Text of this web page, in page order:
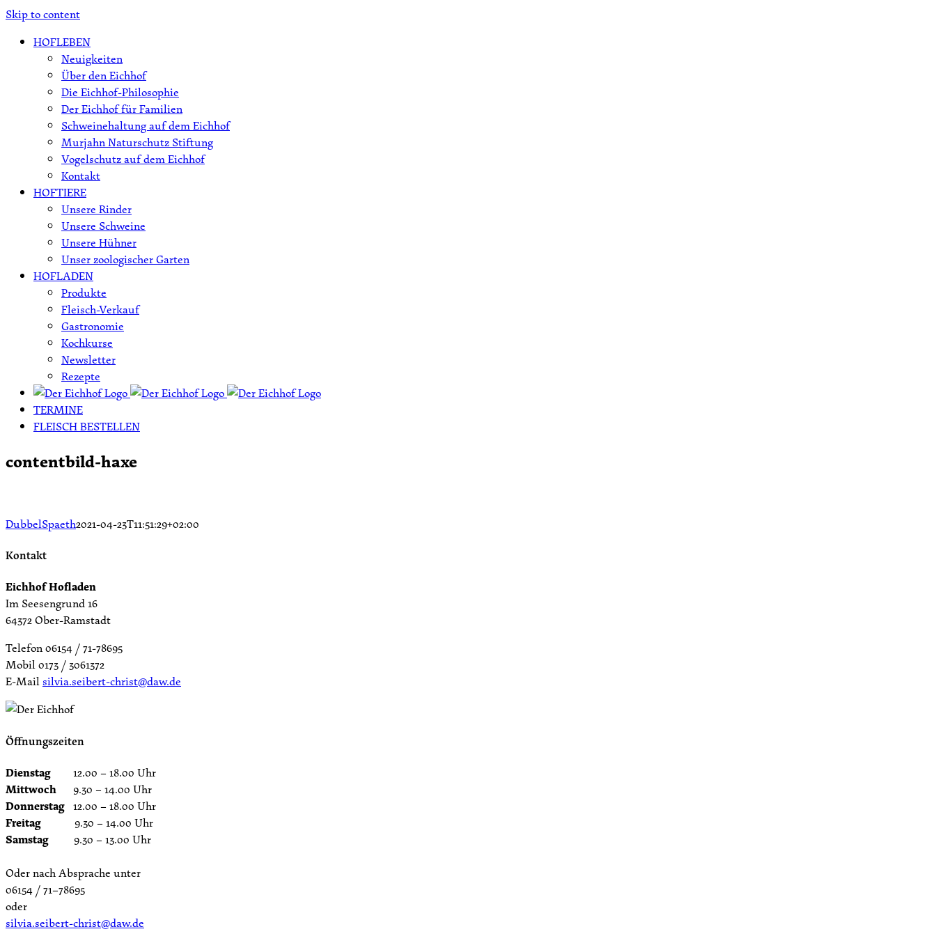
Skip to content
HOFLEBEN
Neuigkeiten
Über den Eichhof
Die Eichhof-Philosophie
Der Eichhof für Familien
Schweinehaltung auf dem Eichhof
Murjahn Naturschutz Stiftung
Vogelschutz auf dem Eichhof
Kontakt
HOFTIERE
Unsere Rinder
Unsere Schweine
Unsere Hühner
Unser zoologischer Garten
HOFLADEN
Produkte
Fleisch-Verkauf
Gastronomie
Kochkurse
Newsletter
Rezepte
TERMINE
FLEISCH BESTELLEN
contentbild-haxe
DubbelSpaeth2021-04-23T11:51:29+02:00
Kontakt
Eichhof Hofladen
Im Seesengrund 16
64372 Ober-Ramstadt
Telefon 06154 / 71-78695
Mobil 0173 / 3061372
E-Mailsilvia.seibert-christ@daw.de
Öffnungszeiten
Dienstag 12.00 – 18.00 Uhr
Mittwoch 9.30 – 14.00 Uhr
Donnerstag 12.00 – 18.00 Uhr
Freitag 9.30 – 14.00 Uhr
Samstag 9.30 – 13.00 Uhr
Oder nach Absprache unter
06154 / 71–78695
oder
silvia.seibert-christ@daw.de